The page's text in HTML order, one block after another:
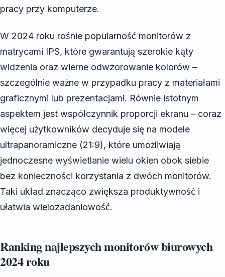
pracy przy komputerze.
W 2024 roku rośnie popularność monitorów z
matrycami IPS, które gwarantują szerokie kąty
widzenia oraz wierne odwzorowanie kolorów –
szczególnie ważne w przypadku pracy z materiałami
graficznymi lub prezentacjami. Równie istotnym
aspektem jest współczynnik proporcji ekranu – coraz
więcej użytkowników decyduje się na modele
ultrapanoramiczne (21:9), które umożliwiają
jednoczesne wyświetlanie wielu okien obok siebie
bez konieczności korzystania z dwóch monitorów.
Taki układ znacząco zwiększa produktywność i
ułatwia wielozadaniowość.
Ranking najlepszych monitorów biurowych
2024 roku